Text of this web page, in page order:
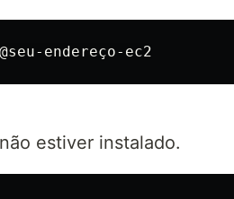
estiver instalado.